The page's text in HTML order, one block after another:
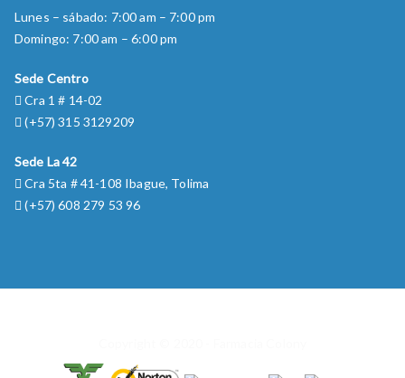
Lunes – sábado: 7:00 am – 7:00 pm
Domingo: 7:00 am – 6:00 pm
Sede Centro
Cra 1 # 14-02
(+57) 315 3129209
Sede La 42
Cra 5ta # 41-108 Ibague, Tolima
(+57) 608 279 53 96